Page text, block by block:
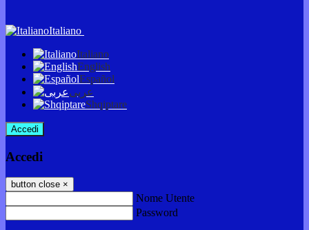
Italiano
Italiano
English
Español
عربى
Shqiptare
Accedi
Accedi
button close ×
Nome Utente
Password